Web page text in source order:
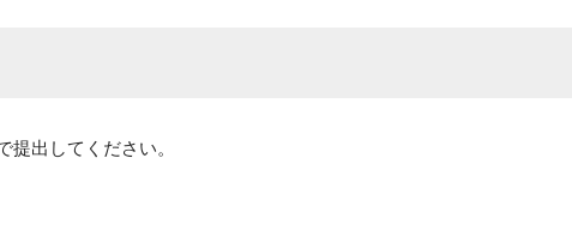
提出してください。